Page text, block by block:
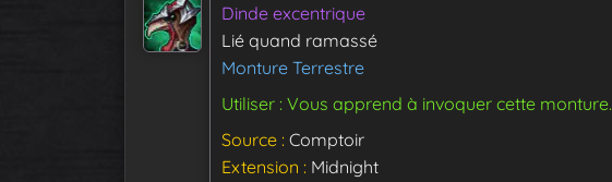
Dinde excentrique
Lié quand ramassé
Monture Terrestre
Utiliser : Vous apprend à invoquer cette monture.
Source Comptoir
Extension
Midnight